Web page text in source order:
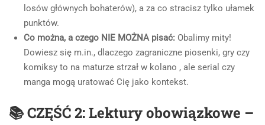
losów głównych bohaterów), a za co stracisz tylko ułamek
punktów.
Co można, a czego NIE MOŻNA pisać: Obalimy mity!
Dowiesz się m.in., dlaczego zagraniczne piosenki, gry czy
komiksy to na maturze strzał w kolano , ale serial czy
manga mogą uratować Cię jako kontekst.
📚 CZĘŚĆ 2: Lektury obowiązkowe –